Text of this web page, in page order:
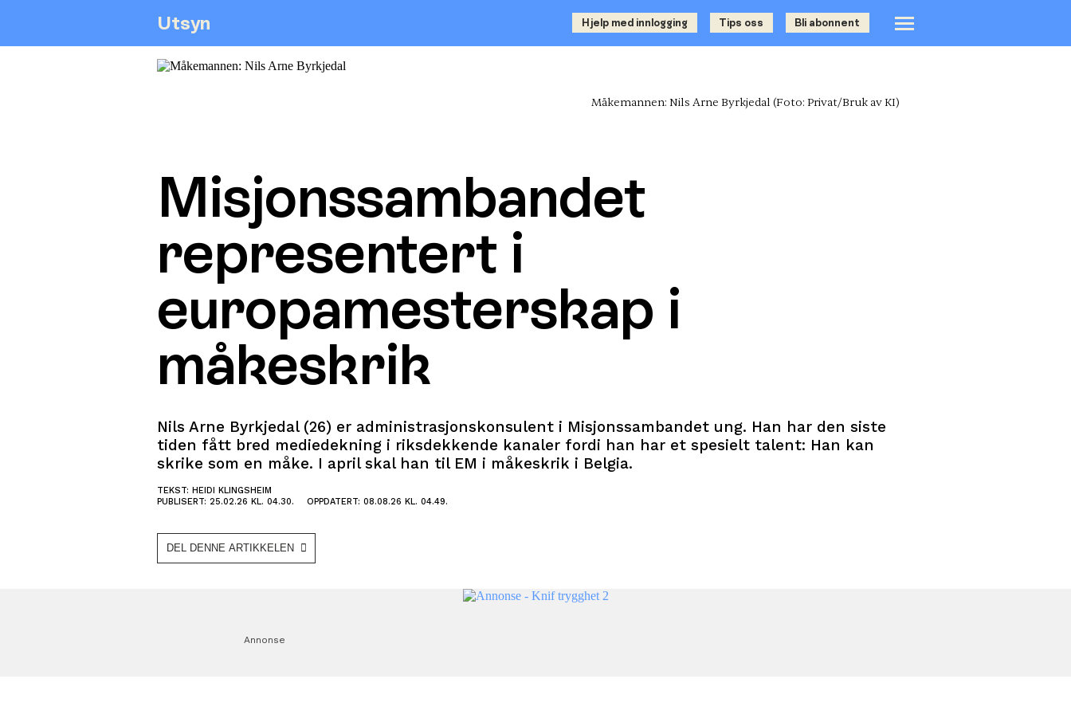
Utsyn Hjelp med innlogging Tips oss Bli abonnent
Måkemannen: Nils Arne Byrkjedal (Foto: Privat/Bruk av KI)
Misjonssambandet
representert i
europamesterskap i
måkeskrik
Nils Arne Byrkjedal (26) er administrasjonskonsulent i Misjonssambandet ung. Han har den siste
tiden fått bred mediedekning i riksdekkende kanaler fordi han har et spesielt talent: Han kan
skrike som en måke. I april skal han til EM i måkeskrik i Belgia.
TEKST: HEIDI KLINGSHEIM
PUBLISERT: 25.02.26 KL. 04.30.
OPPDATERT: 08.08.26 KL. 04.49.
DEL DENNE ARTIKKELEN
Annonse